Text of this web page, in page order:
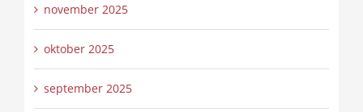
november 2025
oktober 2025
september 2025